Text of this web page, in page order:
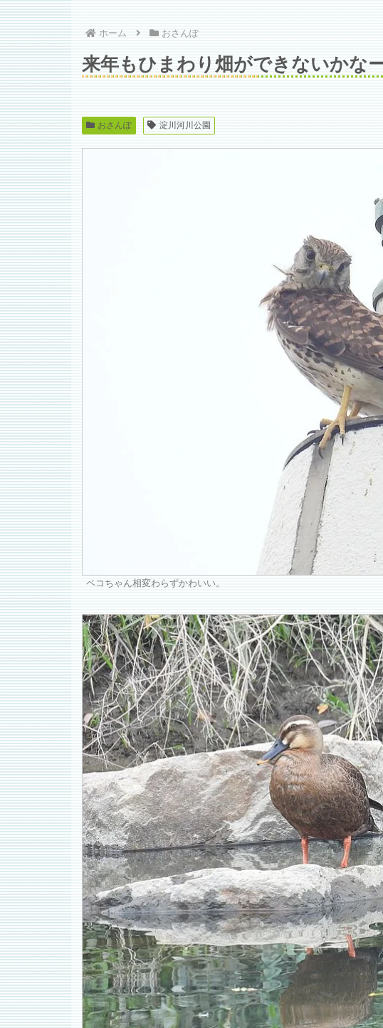
ホーム おさんぽ
来年もひまわり畑ができないかな
おさんぽ 淀川河川公園
ペコちゃん相変わらずかわいい。